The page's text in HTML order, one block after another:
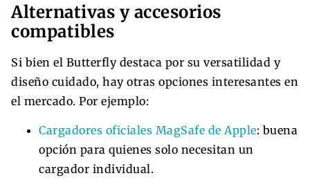
Alternativas y accesorios
compatibles
Si bien el Butterfly destaca por su versatilidad y
diseño cuidado, hay otras opciones interesantes en
el mercado. Por ejemplo:
Cargadores oficiales MagSafe de Apple: buena
opción para quienes solo necesitan un
cargador individual.